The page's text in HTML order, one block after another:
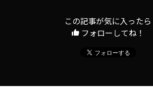
この記事が気に入ったら
フォローしてね！